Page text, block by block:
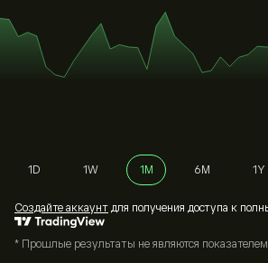
1D 1W 1M 6M 1Y
Cоздайте аккаунт для получения доступа к
* Прошлые результаты не являются